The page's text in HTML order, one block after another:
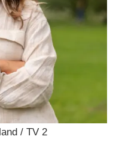
/ TV 2